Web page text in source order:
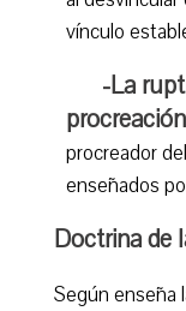
vínculo
-La
procreación
procreador
enseñados
Doctrina de
Según enseña